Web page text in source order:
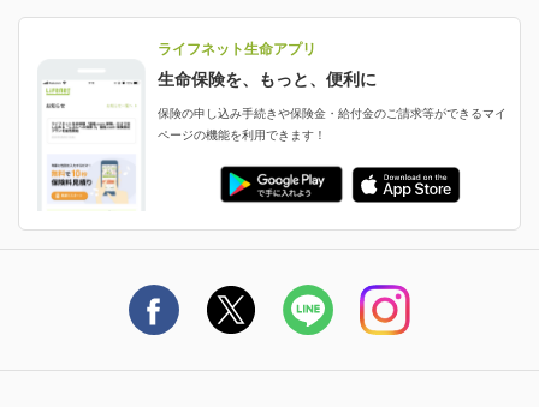
評判・口コミ
ご契約者さまに聞きました！
申し込みガイド
ご契約の流れと必要書類
保険料の支払い方法
認知症・MCIに備える
ご契約者さま向け各種お手続き・サービス
保険金・給付金のご請求
生命保険料控除に関するご案内
採用情報
生命保険マニフェスト
ライフネット生命のCMページ
ライフネット生命公式note
資料請求
ライフネット生命アプリ
生命保険を、もっと、便利に
保険の申し込み手続きや保険金・給付金のご請求等ができるマイ
ページの機能を利用できます！